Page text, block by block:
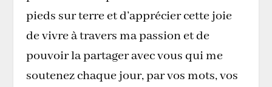
pieds sur terre et d’apprécier cette joie
de vivre à travers ma passion et de
pouvoir la partager avec vous qui me
soutenez chaque jour, par vos mots, vos